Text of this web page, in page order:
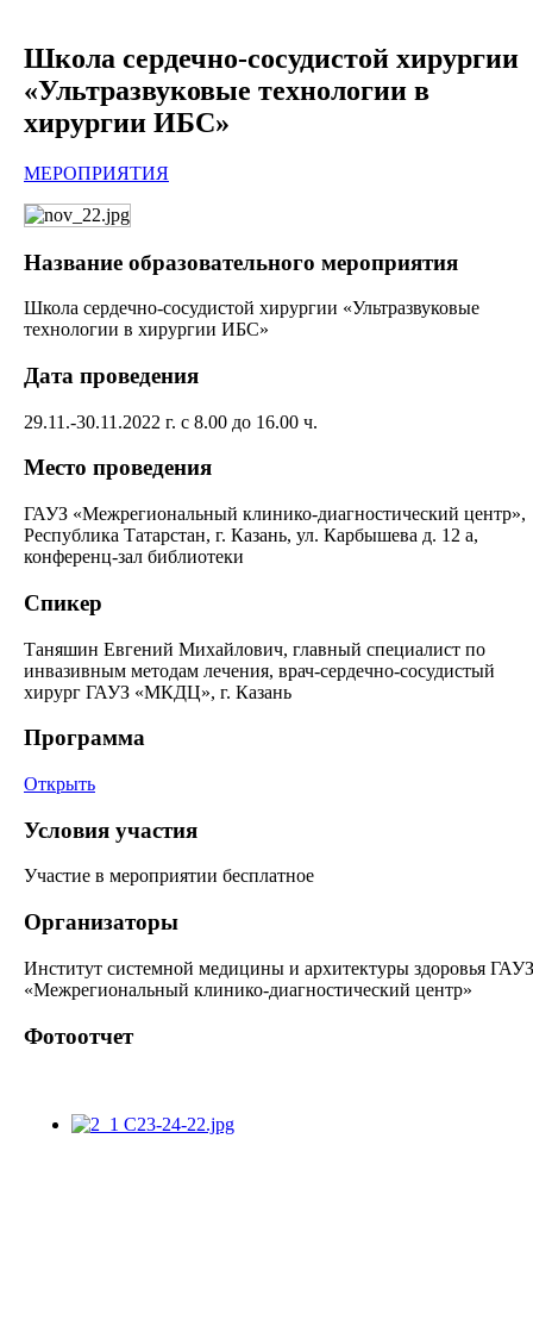
Школа сердечно-сосудистой хирургии
«Ультразвуковые технологии в
хирургии ИБС»
МЕРОПРИЯТИЯ
Название образовательного мероприятия
Школа сердечно-сосудистой хирургии «Ультразвуковые
технологии в хирургии ИБС»
Дата проведения
29.11.-30.11.2022 г. с 8.00 до 16.00 ч.
Место проведения
ГАУЗ «Межрегиональный клинико-диагностический центр»,
Республика Татарстан, г. Казань, ул. Карбышева д. 12 а,
конференц-зал библиотеки
Спикер
Таняшин Евгений Михайлович, главный специалист по
инвазивным методам лечения, врач-сердечно-сосудистый
хирург ГАУЗ «МКДЦ», г. Казань
Программа
Открыть
Условия участия
Участие в мероприятии бесплатное
Организаторы
Институт системной медицины и архитектуры здоровья ГАУЗ
«Межрегиональный клинико-диагностический центр»
Фотоотчет